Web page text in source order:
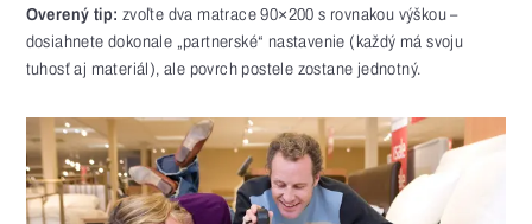
Overený tip: zvoľte dva matrace 90×200 s rovnakou výškou –
dosiahnete dokonale „partnerské“ nastavenie (každý má svoju
tuhosť aj materiál), ale povrch postele zostane jednotný.